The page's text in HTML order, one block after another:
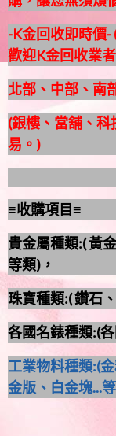
-K金回收即時價
歡迎K金回收業
北部、中部、南
(銀樓、當舖、科
易。)
≡收購項目≡
貴金屬種類:( 黃
等類)，
珠寶種類:( 鑽石
各國名錶種類:(
工業物料種類:(
金版、白金塊...